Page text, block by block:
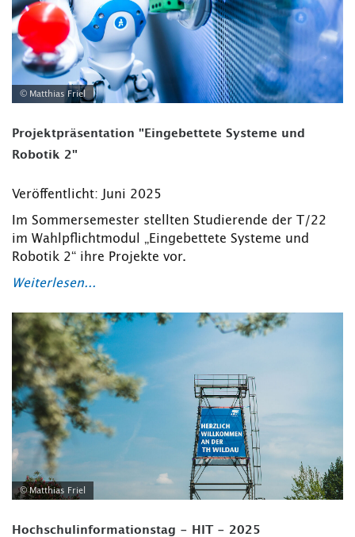
© Matthias Friel
Projektpräsentation "Eingebettete Systeme und
Robotik 2"
Veröffentlicht: Juni 2025
Im Sommersemester stellten Studierende der T/22
im Wahlpflichtmodul „Eingebettete Systeme und
Robotik 2“ ihre Projekte vor.
Weiterlesen...
© Matthias Friel
Hochschulinformationstag - HIT - 2025